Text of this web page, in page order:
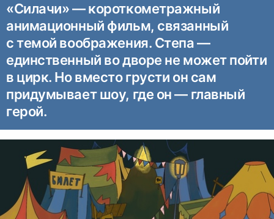
«Силачи» — короткометражный
анимационный фильм, связанный
с темой воображения. Степа —
единственный во дворе не может пойти
в цирк. Но вместо грусти он сам
придумывает шоу, где он — главный
герой.